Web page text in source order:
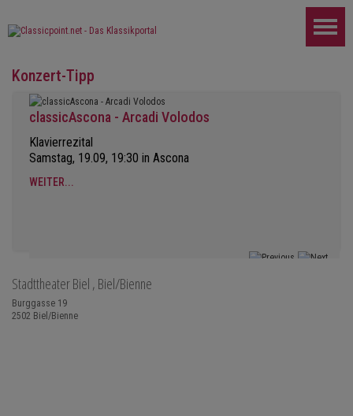
Konzert-Tipp
classicAscona - Arcadi Volodos
Klavierrezital
Samstag, 19.09, 19:30 in Ascona
WEITER...
Stadttheater Biel , Biel/Bienne
Burggasse 19
2502 Biel/Bienne